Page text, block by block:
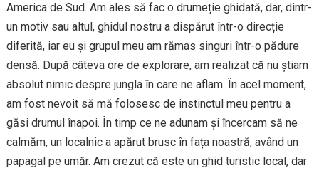
America de Sud. Am ales să fac o drumeție ghidată, dar, dintr-
un motiv sau altul, ghidul nostru a dispărut într-o direcție
diferită, iar eu și grupul meu am rămas singuri într-o pădure
densă. După câteva ore de explorare, am realizat că nu știam
absolut nimic despre jungla în care ne aflam. În acel moment,
am fost nevoit să mă folosesc de instinctul meu pentru a
găsi drumul înapoi. În timp ce ne adunam și încercam să ne
calmăm, un localnic a apărut brusc în fața noastră, având un
papagal pe umăr. Am crezut că este un ghid turistic local, dar